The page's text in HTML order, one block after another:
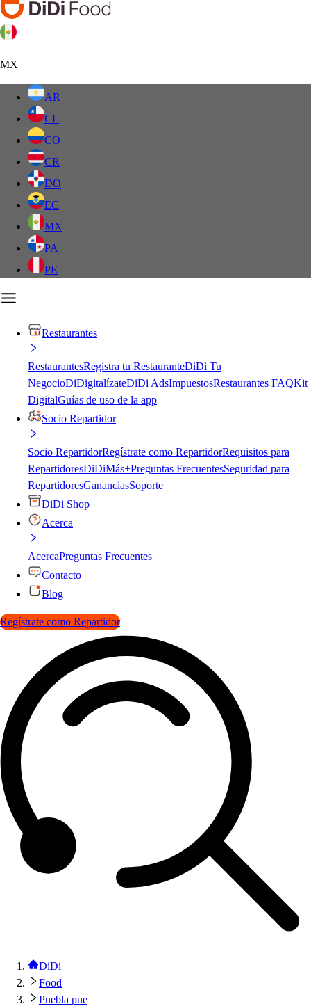
MX
AR
CL
CO
CR
DO
EC
MX
PA
PE
Restaurantes
RestaurantesRegistra tu RestauranteDiDi Tu
NegocioDiDigitalízateDiDi AdsImpuestosRestaurantes FAQKit
DigitalGuías de uso de la app
Socio Repartidor
Socio RepartidorRegístrate como RepartidorRequisitos para
RepartidoresDiDiMás+Preguntas FrecuentesSeguridad para
RepartidoresGananciasSoporte
DiDi Shop
Acerca
AcercaPreguntas Frecuentes
Contacto
Blog
Regístrate como Repartidor
DiDi
Food
Puebla pue